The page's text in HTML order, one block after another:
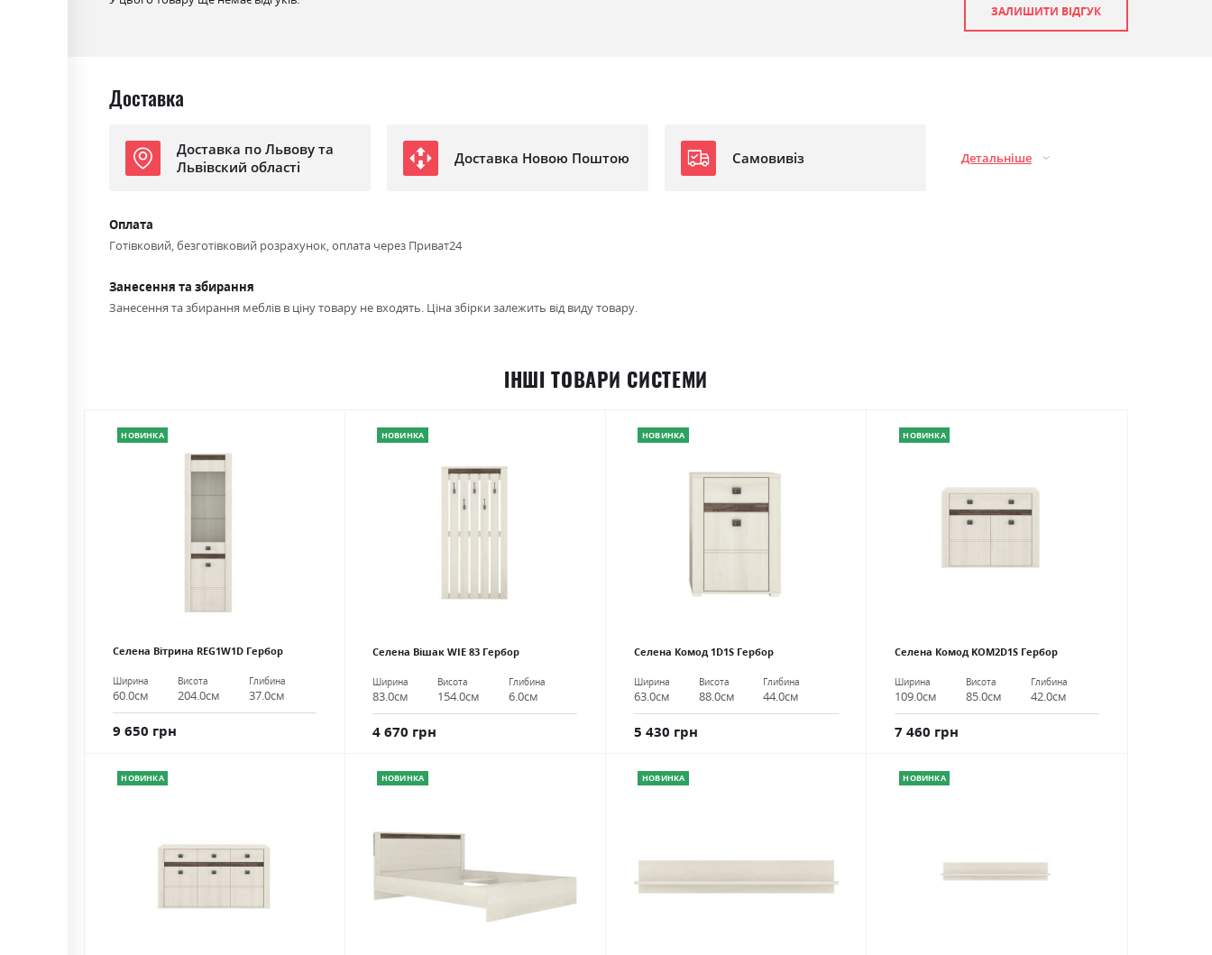
ЗАЛИШИТИ ВІДГУК
Доставка
Доставка по Львову та
Львівский області
Доставка Новою Поштою Самовивіз Детальніше
Оплата
Готівковий, безготівковий розрахунок, оплата через Приват24
Занесення та збирання
Занесення та збирання меблів в ціну товару не входять. Ціна збірки залежить від виду товару.
ІНШІ ТОВАРИ СИСТЕМИ
НОВИНКА
Селена Вітрина REG1W1D Гербор
Ширина
60.0см
Висота
204.0см
Глибина
37.0см
9 650 грн
НОВИНКА
Селена Вішак WIE 83 Гербор
Ширина
83.0см
Висота
154.0см
Глибина
6.0см
4 670 грн
НОВИНКА
Селена Комод 1D1S Гербор
Ширина
63.0см
Висота
88.0см
Глибина
44.0см
5 430 грн
НОВИНКА
Селена Комод KOM2D1S Гербор
Ширина
109.0см
Висота
85.0см
Глибина
42.0см
7 460 грн
НОВИНКА НОВИНКА НОВИНКА НОВИНКА